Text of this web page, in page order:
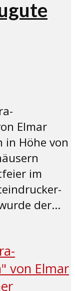
Elmar
in Höhe von
im
der...